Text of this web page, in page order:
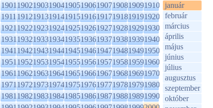
1901190219031904190519061907190819091910
1911191219131914191519161917191819191920
1921192219231924192519261927192819291930
1931193219331934193519361937193819391940
1941194219431944194519461947194819491950
1951195219531954195519561957195819591960
1961196219631964196519661967196819691970
1971197219731974197519761977197819791980
1981198219831984198519861987198819891990
január
február
március
április
május
június
július
augusztus
szeptember
október